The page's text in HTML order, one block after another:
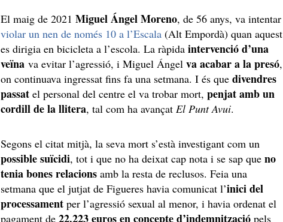
El maig de 2021Miguel Ángel Moreno, de 56 anys, va intentar
violar un nen de només 10 a l’Escala (Alt Empordà) quan aquest
es dirigia en bicicleta a l’escola. La ràpidaintervenció d’una
veïnava evitar l’agressió, i Miguel Ángelva acabar a la presó,
on continuava ingressat fins fa una setmana. I és quedivendres
passatel personal del centre el va trobar mort,penjat amb un
cordill de la llitera, tal com ha avançatEl Punt Avui.
Segons el citat mitjà, la seva mort s’està investigant com un
possible suïcidi, tot i que no ha deixat cap nota i se sap queno
tenia bones relacions amb la resta de reclusos. Feia una
setmana que el jutjat de Figueres havia comunicat l’inici del
processament per l’agressió sexual al menor, i havia ordenat el
pagament de22.223 euros en concepte d’indemnització pels